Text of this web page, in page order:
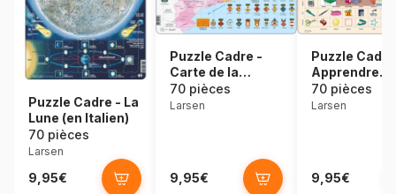
Puzzle Cadre - La
Lune (en Italien)
70 pièces
Larsen
9,95€
Puzzle Cadre -
Carte de la
Catalogne (en
Catalan)
70 pièces
Larsen
9,95€
Puzzle
Apprendre
l'Anglais 6 :
L'Ecole (en
70 pièces
Larsen
9,95€